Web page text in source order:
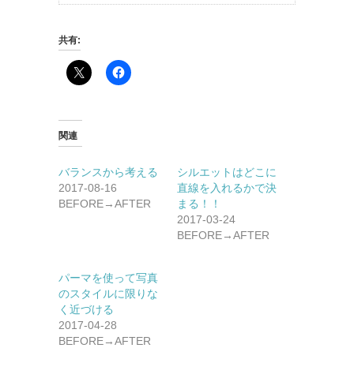
共有:
関連
バランスから考える
2017-08-16
BEFORE→AFTER
シルエットはどこに
直線を入れるかで決
まる！！
2017-03-24
BEFORE→AFTER
パーマを使って写真
のスタイルに限りな
く近づける
2017-04-28
BEFORE→AFTER